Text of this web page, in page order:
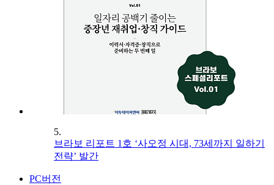
5.
브라보 리포트 1호 ‘사오정 시대, 73세까지 일하기
전략’ 발간
PC버전